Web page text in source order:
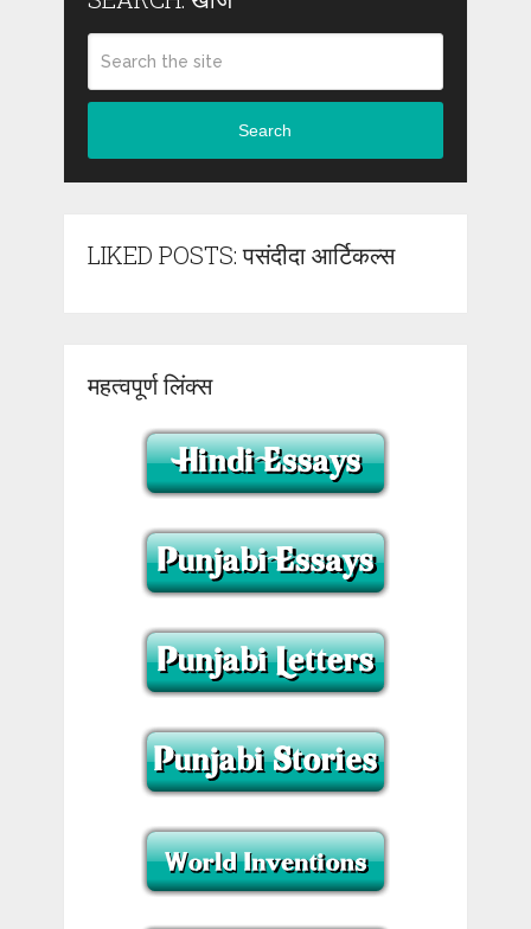
Search
LIKED POSTS: पसंदीदा आर्टिकल्स
महत्वपूर्ण लिंक्स